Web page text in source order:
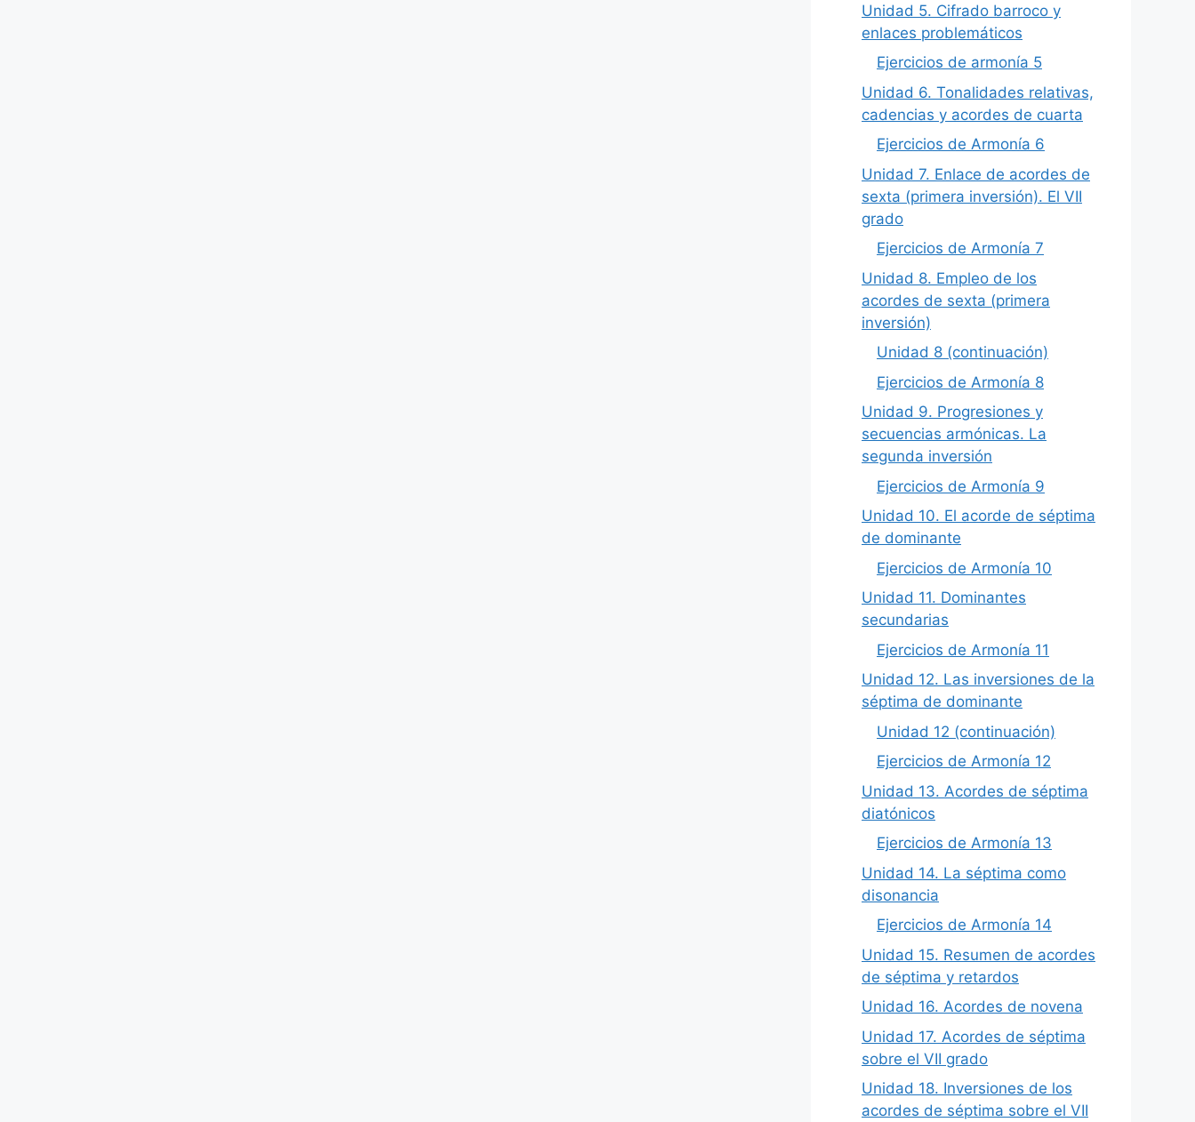
Unidad 5. Cifrado barroco y
enlaces problemáticos
Ejercicios de armonía 5
Unidad 6. Tonalidades relativas,
cadencias y acordes de cuarta
Ejercicios de Armonía 6
Unidad 7. Enlace de acordes de
sexta (primera inversión). El VII
grado
Ejercicios de Armonía 7
Unidad 8. Empleo de los
acordes de sexta (primera
inversión)
Unidad 8 (continuación)
Ejercicios de Armonía 8
Unidad 9. Progresiones y
secuencias armónicas. La
segunda inversión
Ejercicios de Armonía 9
Unidad 10. El acorde de séptima
de dominante
Ejercicios de Armonía 10
Unidad 11. Dominantes
secundarias
Ejercicios de Armonía 11
Unidad 12. Las inversiones de la
séptima de dominante
Unidad 12 (continuación)
Ejercicios de Armonía 12
Unidad 13. Acordes de séptima
diatónicos
Ejercicios de Armonía 13
Unidad 14. La séptima como
disonancia
Ejercicios de Armonía 14
Unidad 15. Resumen de acordes
de séptima y retardos
Unidad 16. Acordes de novena
Unidad 17. Acordes de séptima
sobre el VII grado
Unidad 18. Inversiones de los
acordes de séptima sobre el VII